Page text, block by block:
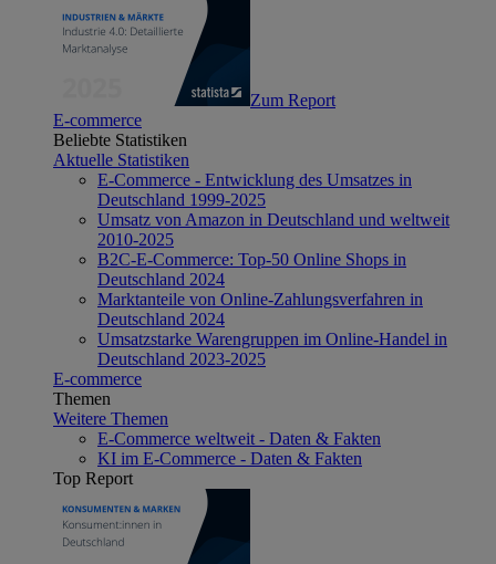
Zum Report
E-commerce
Beliebte Statistiken
Aktuelle Statistiken
E-Commerce - Entwicklung des Umsatzes in
Deutschland 1999-2025
Umsatz von Amazon in Deutschland und weltweit
2010-2025
B2C-E-Commerce: Top-50 Online Shops in
Deutschland 2024
Marktanteile von Online-Zahlungsverfahren in
Deutschland 2024
Umsatzstarke Warengruppen im Online-Handel in
Deutschland 2023-2025
E-commerce
Themen
Weitere Themen
E-Commerce weltweit - Daten & Fakten
KI im E-Commerce - Daten & Fakten
Top Report